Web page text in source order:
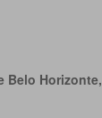
Belo